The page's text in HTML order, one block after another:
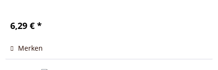
6,29 € *
Merken